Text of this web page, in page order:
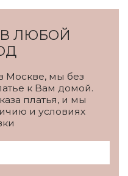
ЛЮБОЙ
Москве, мы без
к Вам домой.
платья, и мы
и условиях